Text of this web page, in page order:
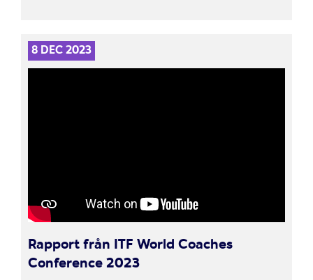
8 DEC 2023
Rapport från ITF World Coaches
Conference 2023